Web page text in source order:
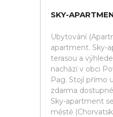
SKY-
Ubytování
apartment. Sky-
terasou a
nachází v obci
Pag. Stojí přímo
zdarma
Sky-apartment
městě